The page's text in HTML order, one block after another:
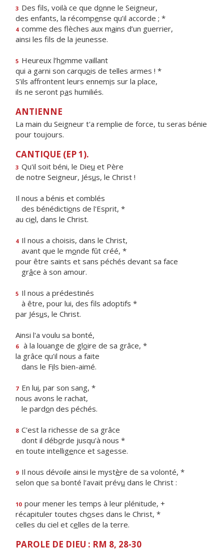
3 Des fils, voilà ce que donne le Seigneur,
des enfants, la récompense qu’il accorde ; *
4 comme des flèches aux mains d’un guerrier,
ainsi les fls de la jeunesse.
5 Heureux l’homme vaillant
qui a garni son carquois de telles armes ! *
S’ils affrontent leurs ennemis sur la place,
ils ne seront pas humiliés.
ANTIENNE
La main du Seigneur t'a remplie de force, tu seras bénie
pour toujours.
CANTIQUE (EP 1).
3 Qu'il soit béni, le Dieu et Père
de notre Seigneur, Jésus, le Christ !
Il nous a bénis et comblés
des bénédictions de l'Esprit, *
au ciel, dans le Christ.
4 Il nous a choisis, dans le Christ,
avant que le monde fût créé, *
pour être saints et sans péchés devant sa face
grâce à son amour.
5 Il nous a prédestinés
à être, pour lui, des fls adoptifs *
par Jésus, le Christ.
Ainsi l'a voulu sa bonté,
6 à la louange de gloire de sa grâce, *
la grâce qu'il nous a faite
dans le Fils bien-aimé.
7 En lui, par son sang, *
nous avons le rachat,
le pardon des péchés.
8 C'est la richesse de sa grâce
dont il déborde jusqu'à nous *
en toute intelligence et sagesse.
9 Il nous dévoile ainsi le mystère de sa volonté, *
selon que sa bonté l'avait prévu dans le Christ :
10 pour mener les temps à leur plénitude, +
récapituler toutes choses dans le Christ, *
celles du ciel et celles de la terre.
PAROLE DE DIEU : RM 8, 28-30